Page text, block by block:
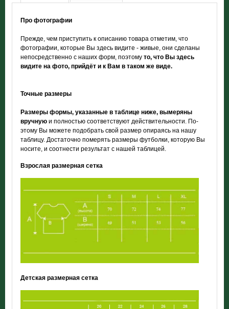
Про фотографии
Прежде, чем приступить к описанию товара отметим, что
фотографии, которые Вы здесь видите - живые, они сделаны
непосредственно с наших форм, поэтомуто, что Вы здесь
видите на фото, прийдёт и к Вам в таком же виде.
Точные размеры
Размеры формы, указанные в таблице ниже, вымеряны
вручную и полностью соответствуют действительности. По-
этому Вы можете подобрать свой размер опираясь на нашу
таблицу. Достаточно померять размеры футболки, которую Вы
носите, и соотнести результат с нашей таблицей.
Взрослая размерная сетка
Детская размерная сетка